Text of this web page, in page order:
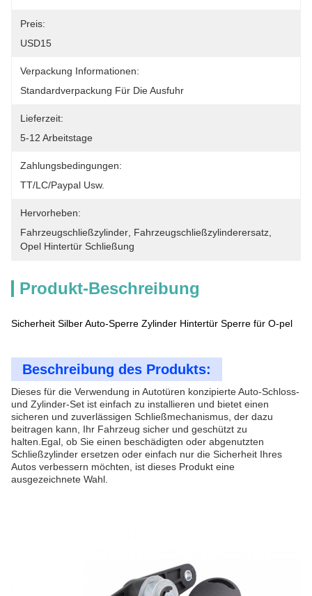
Preis:
USD15
Verpackung Informationen:
Standardverpackung Für Die Ausfuhr
Lieferzeit:
5-12 Arbeitstage
Zahlungsbedingungen:
TT/LC/paypal Usw.
Hervorheben:
Fahrzeugschließzylinder Fahrzeugschließzylinderersatz
Opel Hintertür Schließung
Produkt-Beschreibung
Sicherheit Silber Auto-Sperre Zylinder Hintertür Sperre für O-pel
Beschreibung des Produkts:
Dieses für die Verwendung in Autotüren konzipierte Auto-Schloss-
und Zylinder-Set ist einfach zu installieren und bietet einen
sicheren und zuverlässigen Schließmechanismus, der dazu
beitragen kann, Ihr Fahrzeug sicher und geschützt zu
halten.Egal, ob Sie einen beschädigten oder abgenutzten
Schließzylinder ersetzen oder einfach nur die Sicherheit Ihres
Autos verbessern möchten, ist dieses Produkt eine
ausgezeichnete Wahl.